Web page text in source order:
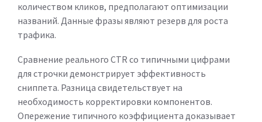
количеством кликов, предполагают оптимизации
названий. Данные фразы являют резерв для роста
трафика.
Сравнение реального CTR со типичными цифрами
для строчки демонстрирует эффективность
сниппета. Разница свидетельствует на
необходимость корректировки компонентов.
Опережение типичного коэффициента доказывает